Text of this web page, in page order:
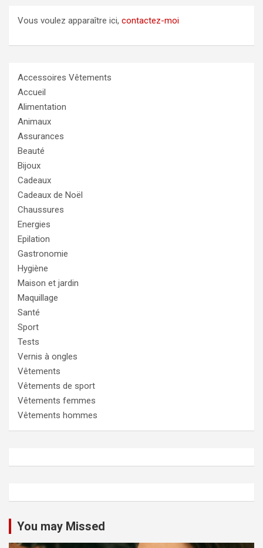
Vous voulez apparaître ici, contactez-moi
Accessoires Vêtements
Accueil
Alimentation
Animaux
Assurances
Beauté
Bijoux
Cadeaux
Cadeaux de Noël
Chaussures
Energies
Epilation
Gastronomie
Hygiène
Maison et jardin
Maquillage
Santé
Sport
Tests
Vernis à ongles
Vêtements
Vêtements de sport
Vêtements femmes
Vêtements hommes
You may Missed